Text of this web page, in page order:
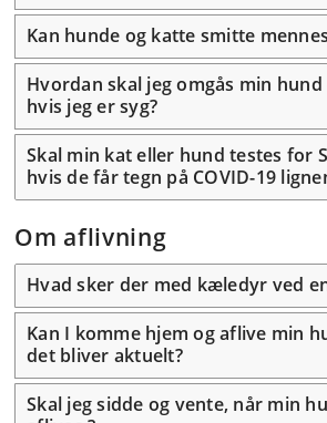
Kan hunde og katte smitte
Hvordan skal jeg omgås min
hvis jeg er syg?
Skal min kat eller hund testes for
hvis de får tegn på COVID-19
Om aflivning
Hvad sker der med kæledyr ved
Kan I komme hjem og aflive min
det bliver aktuelt?
Skal jeg sidde og vente, når min